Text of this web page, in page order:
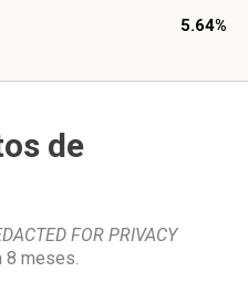
5.64%
de
FOR PRIVACY
8 meses.